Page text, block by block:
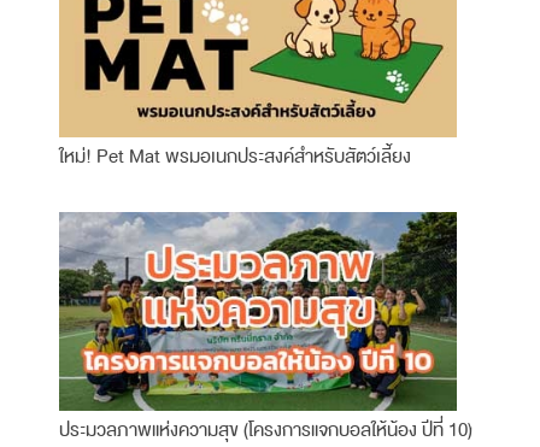
ใหม่! Pet Mat พรมอเนกประสงค์สำหรับสัตว์เลี้ยง
ประมวลภาพแห่งความสุข (โครงการแจกบอลให้น้อง ปีที่ 10)